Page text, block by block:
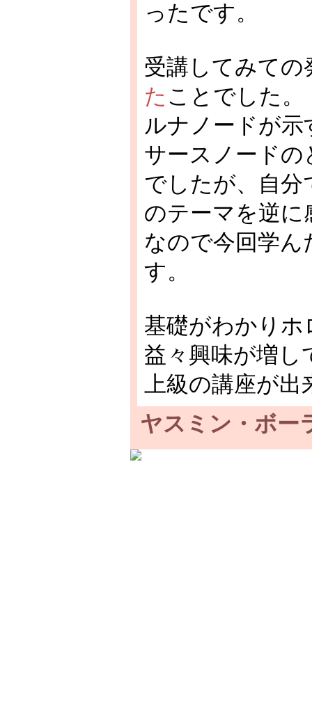
ったです。
受講してみての
た ことでした。
ルナノードが示
サースノード
でしたが、自分
のテーマを逆
なので今回学
す。
基礎がわかり
益々興味が増し
上級の講座が出
ヤスミン・ボー